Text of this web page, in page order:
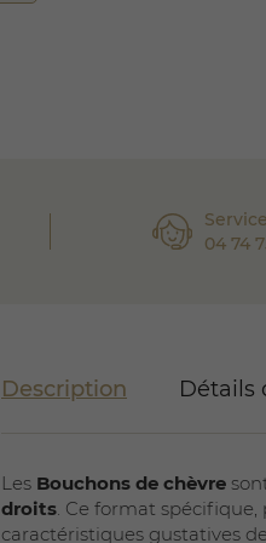
04 74
Description Détails
Les Bouchons de chèvre
droits. Ce format
caractéristiques gustatives